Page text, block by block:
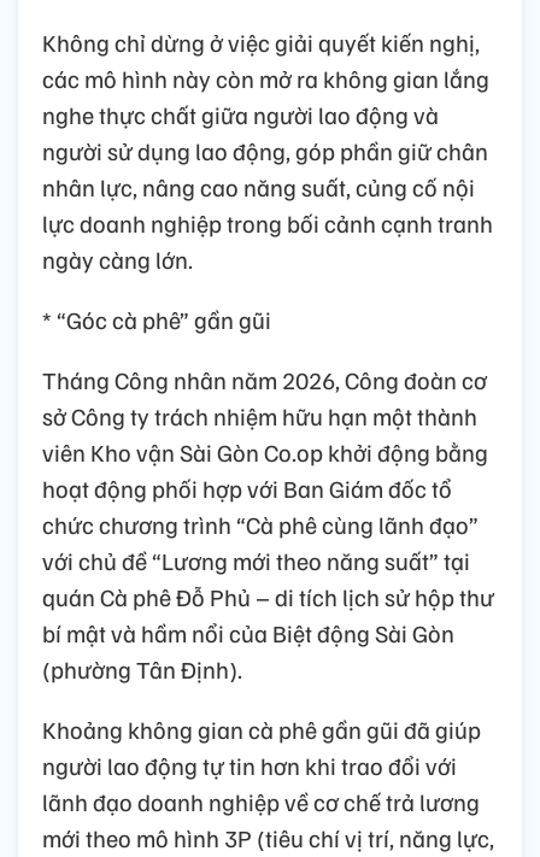
Không chỉ dừng ở việc giải quyết kiến nghị,
các mô hình này còn mở ra không gian lắng
nghe thực chất giữa người lao động và
người sử dụng lao động, góp phần giữ chân
nhân lực, nâng cao năng suất, củng cố nội
lực doanh nghiệp trong bối cảnh cạnh tranh
ngày càng lớn.
* “Góc cà phê” gần gũi
Tháng Công nhân năm 2026, Công đoàn cơ
sở Công ty trách nhiệm hữu hạn một thành
viên Kho vận Sài Gòn Co.op khởi động bằng
hoạt động phối hợp với Ban Giám đốc tổ
chức chương trình “Cà phê cùng lãnh đạo”
với chủ đề “Lương mới theo năng suất” tại
quán Cà phê Đỗ Phủ – di tích lịch sử hộp thư
bí mật và hầm nổi của Biệt động Sài Gòn
(phường Tân Định).
Khoảng không gian cà phê gần gũi đã giúp
người lao động tự tin hơn khi trao đổi với
lãnh đạo doanh nghiệp về cơ chế trả lương
mới theo mô hình 3P (tiêu chí vị trí, năng lực,